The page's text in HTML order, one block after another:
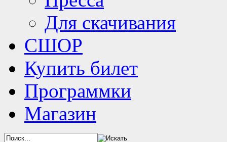
Для скачивания
СШОР
Купить билет
Программки
Магазин